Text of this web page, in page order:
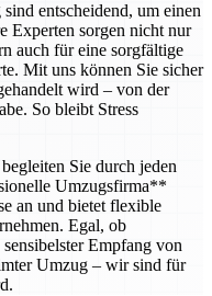
entscheidend, um einen
Experten sorgen nicht nur
auch für eine sorgfältige
Mit uns können Sie sicher
wird – von der
So bleibt Stress
Sie durch jeden
Umzugsfirma**
an und bietet flexible
Egal, ob
Empfang von
Umzug – wir sind für